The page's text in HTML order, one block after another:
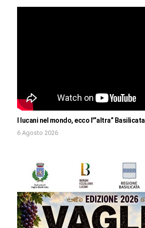
I lucani nel mondo, ecco l'”altra” Basilicata
6 Agosto 2026